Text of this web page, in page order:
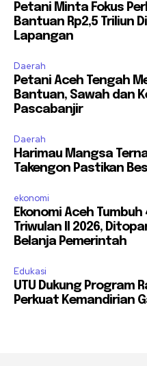
Petani Minta Fokus
Bantuan Rp2,5 Triliun
Lapangan
Daerah
Petani Aceh Tengah
Bantuan, Sawah dan
Pascabanjir
Daerah
Harimau Mangsa
Takengon Pastikan
ekonomi
Ekonomi Aceh
Triwulan II 2026,
Belanja Pemerintah
Edukasi
UTU Dukung Program
Perkuat Kemandirian